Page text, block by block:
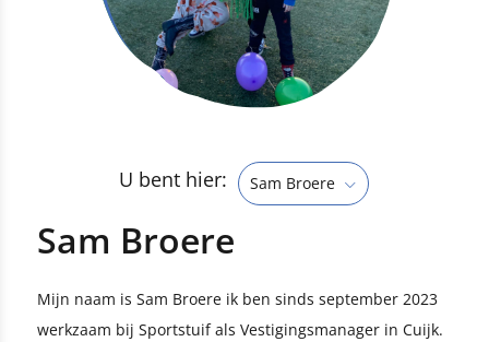
U bent hier: Sam Broere
Sam Broere
Mijn naam is Sam Broere ik ben sinds september 2023
werkzaam bij Sportstuif als Vestigingsmanager in Cuijk.